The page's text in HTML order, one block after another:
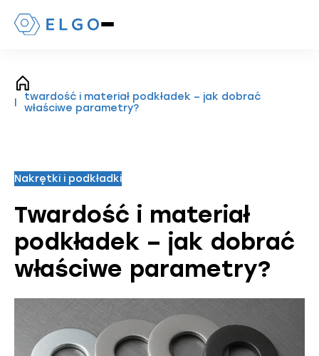
Naciśnij,
menu
mobilne
strona
główna
twardość i materiał podkładek – jak dobrać
właściwe parametry?
Nakrętki i podkładki
Twardość i materiał
podkładek – jak dobrać
właściwe parametry?